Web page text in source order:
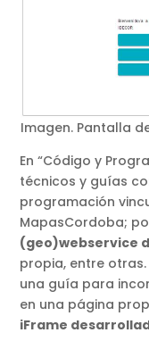
Imagen. Pantalla
En “Código y
técnicos y guías
programación
MapasCordoba;
(geo)webservice
propia, entre
una guía para
en una página
iFrame